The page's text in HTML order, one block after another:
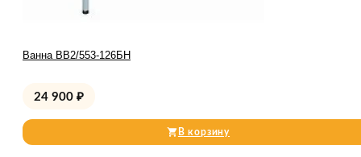
Ванна ВВ2/553-126БН
24 900 ₽
В корзину